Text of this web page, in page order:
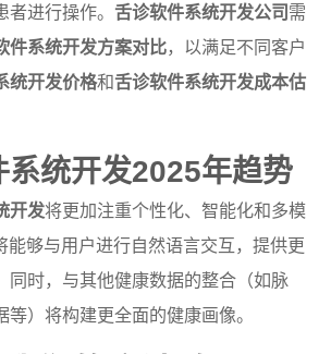
进行操作。 舌诊软件系统开发公司 需
件系统开发方案对比，以满足不同客户
统开发价格和舌诊软件系统开发成本估
系统开发2025年趋势
开发将更加注重个性化、智能化和多模
能够与用户进行自然语言交互，提供更
同时，与其他健康数据的整合（如脉
）将构建更全面的健康画像。